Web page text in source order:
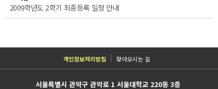
2009학년도 2학기 최종등록 일정 안내
개인정보처리방침 찾아오시는 길
서울특별시 관악구 관악로 1 서울대학교 220동 3층